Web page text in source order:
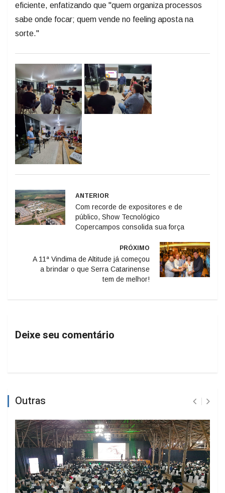
eficiente, enfatizando que "quem organiza processos
sabe onde focar; quem vende no feeling aposta na
sorte."
ANTERIOR
Com recorde de expositores e de
público, Show Tecnológico
Copercampos consolida sua força
PRÓXIMO
A 11ª Vindima de Altitude já começou
a brindar o que Serra Catarinense
tem de melhor!
Deixe seu comentário
Outras